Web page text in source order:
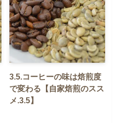
3.5.コーヒーの味は焙煎度
で変わる【自家焙煎のスス
メ.3.5】